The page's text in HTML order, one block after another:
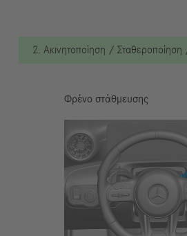
2. Ακινητοποίηση /
Φρένο στάθμευσης